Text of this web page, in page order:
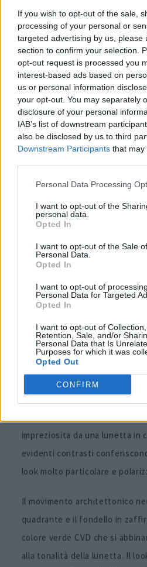
If you wish to opt-out of the sale,
processing of your personal or
targeted advertising by us, please
section to confirm your selection.
opt-out request is processed you
interest-based ads based on
us or personal information
your opt-out. You may separately
disclosure of your personal
IAB’s list of downstream
also be disclosed by us to third
Downstream Participants that may
Personal Data Processing
I want to opt-out of the
personal data.
Opted In
I want to opt-out of the Sale
Personal Data.
Opted In
I want to opt-out of
Personal Data for Targeted
Opted In
I want to opt-out of Collection,
Retention, Sale, and/or
Personal Data that Is
Purposes for which it was
Opted Out
CONFIRM
compare su diversi modelli.
predecessore, presentato nel
nuovo segnatempo la
pezzi.
Royal Oak
Tourbillon GMT
L’ultimo modello tra le novità di
impreziosita da una lunetta in
evidenti contrasti
look molto particolare e
Il movimento architettonico
quadrante e il fondello in
colore verde CVD che si
alla tonalità della lunetta. Il